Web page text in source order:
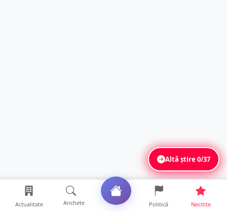
Altă știre0/37
Actualitate Anchete Politică Necitite